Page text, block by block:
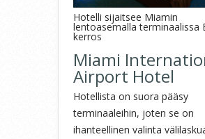
Hotelli sijaitsee Miamin
lentoasemalla terminaalissa
kerros
Miami
Airport Hotel
Hotellista on suora pääsy
terminaaleihin, joten se on
ihanteellinen valinta